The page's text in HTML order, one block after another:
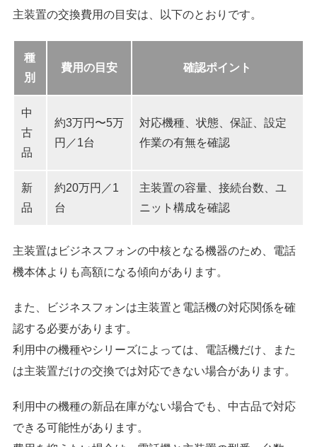
主装置の交換費用の目安は、以下のとおりです。
種
別
費用の目安 確認ポイント
中
古
品
約3万円〜5万
円／1台
対応機種、状態、保証、設定
作業の有無を確認
新
品
約20万円／1
台
主装置の容量、接続台数、ユ
ニット構成を確認
主装置はビジネスフォンの中核となる機器のため、電話
機本体よりも高額になる傾向があります。
また、ビジネスフォンは主装置と電話機の対応関係を確
認する必要があります。
利用中の機種やシリーズによっては、電話機だけ、また
は主装置だけの交換では対応できない場合があります。
利用中の機種の新品在庫がない場合でも、中古品で対応
できる可能性があります。